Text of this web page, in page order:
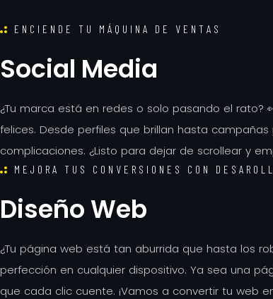
ENCIENDE TU MÁQUINA DE VENTAS
Social Media
¿Tu marca está en redes o solo pasando el rato?
felices. Desde perfiles que brillan hasta
complicaciones. ¿Listo para dejar de scrollear y
MEJORA TUS CONVERSIONES CON
Diseño Web
¿Tu página web está tan aburrida que hasta los
perfección en cualquier dispositivo. Ya sea una
que cada clic cuente. ¡Vamos a convertir tu web